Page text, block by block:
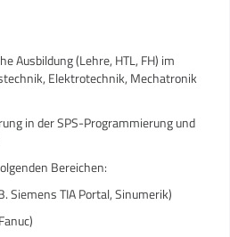
Ausbildung (Lehre, HTL, FH) im
Elektrotechnik, Mechatronik
in der SPS-Programmierung und
Bereichen:
Siemens TIA Portal, Sinumerik)